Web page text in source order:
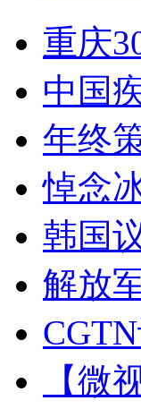
重庆
中国
年终
悼念
韩国
解放
【微